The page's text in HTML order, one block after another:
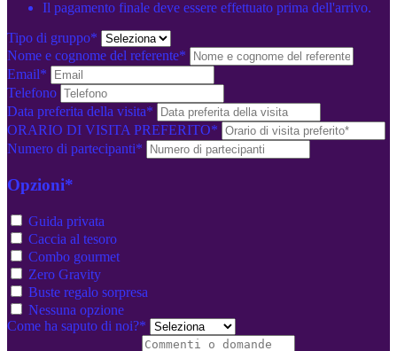
Il pagamento finale deve essere effettuato prima dell'arrivo.
Tipo di gruppo*
Nome e cognome del referente*
Email*
Telefono
Data preferita della visita*
ORARIO DI VISITA PREFERITO*
Numero di partecipanti*
Opzioni*
Guida privata
Caccia al tesoro
Combo gourmet
Zero Gravity
Buste regalo sorpresa
Nessuna opzione
Come ha saputo di noi?*